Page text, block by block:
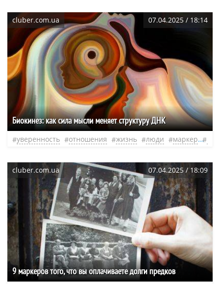
cluber.com.ua 07.04.2025 / 18:14
Биокинез: как сила мысли меняет структуру ДНК
уверенность отношения жизнь люди маркер
cluber.com.ua 07.04.2025 / 18:09
9 маркеров того, что вы оплачиваете долги предков